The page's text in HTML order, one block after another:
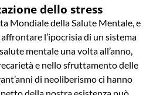
dello stress
Mondiale della Salute Mentale, e
l’ipocrisia di un sistema
mentale una volta all’anno,
e nello sfruttamento delle
di neoliberismo ci hanno